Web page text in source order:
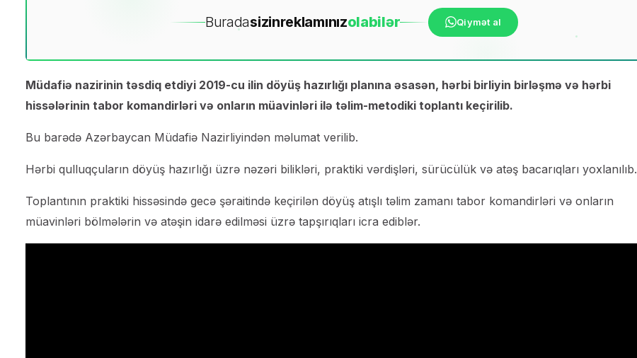
Buradasizinreklamınızolabilər Qiymət al
Müdafiə nazirinin təsdiq etdiyi 2019-cu ilin döyüş hazırlığı planına əsasən, hərbi birliyin birləşmə və hərbi
hissələrinin tabor komandirləri və onların müavinləri ilə təlim-metodiki toplantı keçirilib.
Bu barədə Azərbaycan Müdafiə Nazirliyindən məlumat verilib.
Hərbi qulluqçuların döyüş hazırlığı üzrə nəzəri bilikləri, praktiki vərdişləri, sürücülük və atəş bacarıqları yoxlanılıb.
Toplantının praktiki hissəsində gecə şəraitində keçirilən döyüş atışlı təlim zamanı tabor komandirləri və onların
müavinləri bölmələrin və atəşin idarə edilməsi üzrə tapşırıqları icra ediblər.